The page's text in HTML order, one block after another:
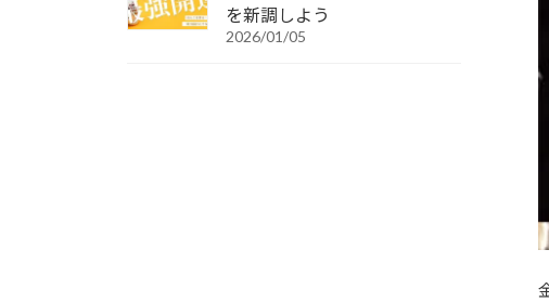
を新調しよう
2026/01/05